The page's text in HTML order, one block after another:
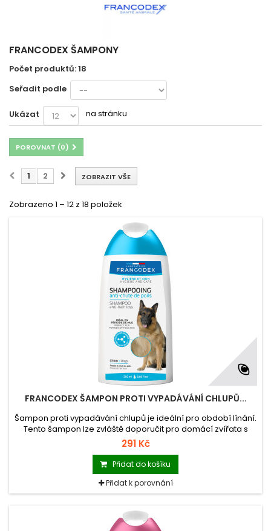
FRANCODEX ŠAMPONY
Počet produktů: 18
Seřadit podle
Ukázat na stránku
POROVNAT (0)
ZOBRAZIT VŠE
1 2
Zobrazeno 1 – 12 z 18 položek
FRANCODEX ŠAMPON PROTI VYPADÁVÁNÍ CHLUPŮ...
Šampon proti vypadávání chlupů je ideální pro období línání.
Tento šampon lze zvláště doporučit pro domácí zvířata s
problémy se srstí. pH produktu je neutrální, a proto nedráždí
ani citlivou pokožku a udržuje její přirozenou hladinu
hydratace.
291 Kč
Přidat do košíku
Přidat k porovnání